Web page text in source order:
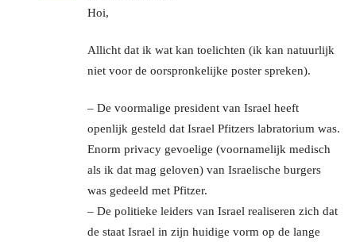
Hoi,
Allicht dat ik wat kan toelichten (ik kan natuurlijk
niet voor de oorspronkelijke poster spreken).
– De voormalige president van Israel heeft
openlijk gesteld dat Israel Pfitzers labratorium was.
Enorm privacy gevoelige (voornamelijk medisch
als ik dat mag geloven) van Israelische burgers
was gedeeld met Pfitzer.
– De politieke leiders van Israel realiseren zich dat
de staat Israel in zijn huidige vorm op de lange